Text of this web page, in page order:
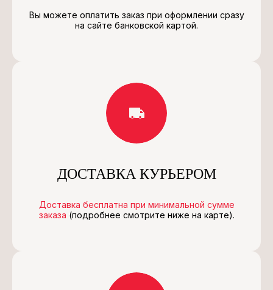
Вы можете оплатить заказ при оформлении сразу
на сайте банковской картой.
ДОСТАВКА КУРЬЕРОМ
Доставка бесплатна при минимальной сумме
заказа (подробнее смотрите ниже на карте).